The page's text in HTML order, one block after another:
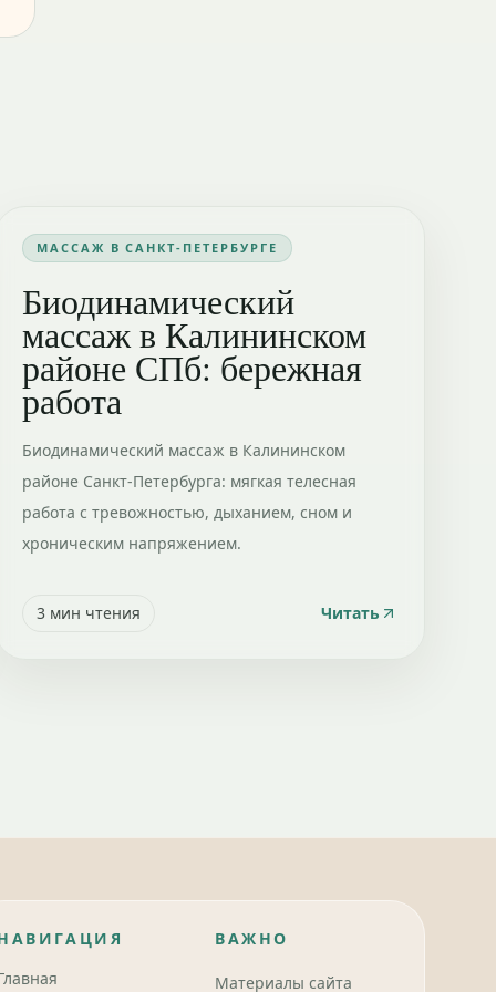
МАССАЖ В САНКТ-ПЕТЕРБУРГЕ
Биодинамический
массаж в Калининском
районе СПб: бережная
работа
Биодинамический массаж в Калининском
районе Санкт-Петербурга: мягкая телесная
работа с тревожностью, дыханием, сном и
хроническим напряжением.
3мин чтения Читать
ВАЖНО
Материалы сайта